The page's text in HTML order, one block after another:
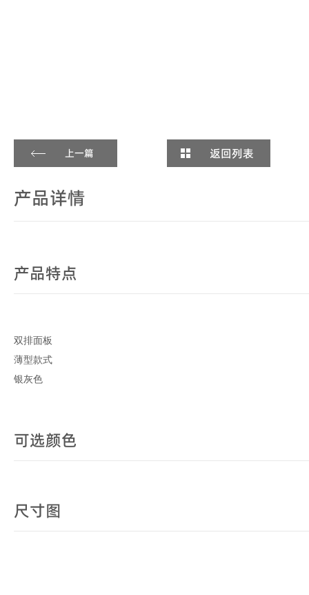
上一篇 返回列表
产品详情
产品特点
双排面板
薄型款式
银灰色
可选颜色
尺寸图